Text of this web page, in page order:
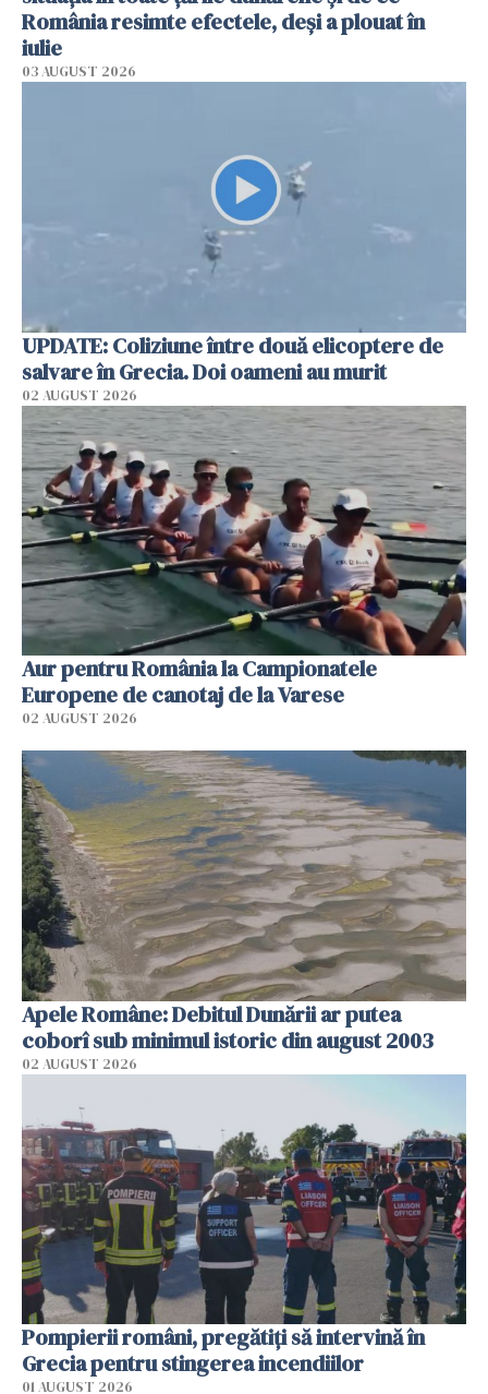
România resimte efectele, deși a plouat în
iulie
03 AUGUST 2026
UPDATE: Coliziune între două elicoptere de
salvare în Grecia. Doi oameni au murit
02 AUGUST 2026
Aur pentru România la Campionatele
Europene de canotaj de la Varese
02 AUGUST 2026
Apele Române: Debitul Dunării ar putea
coborî sub minimul istoric din august 2003
02 AUGUST 2026
Pompierii români, pregătiţi să intervină în
Grecia pentru stingerea incendiilor
01 AUGUST 2026